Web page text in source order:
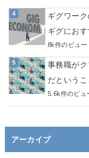
ギグワー
ギグにお
8k件のビュー
事務職が
だというこ
5.6k件のビュ
アーカイブ